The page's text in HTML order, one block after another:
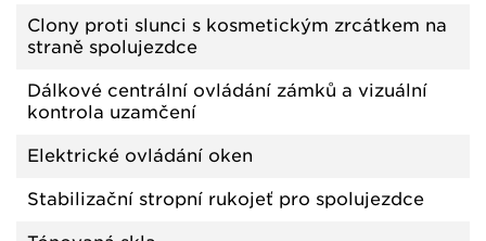
Clony proti slunci s kosmetickým zrcátkem na
straně spolujezdce
Dálkové centrální ovládání zámků a vizuální
kontrola uzamčení
Elektrické ovládání oken
Stabilizační stropní rukojeť pro spolujezdce